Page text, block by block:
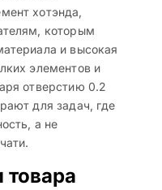
хотэнда,
которым
и высокая
элементов и
отверстию 0.2
для задач, где
а не
товара